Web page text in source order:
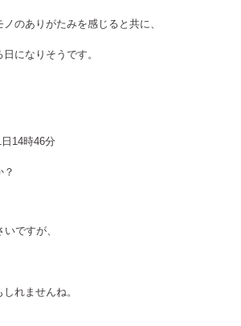
のありがたみを感じると共に、
になりそうです。
14時46分
？
ですが、
れませんね。